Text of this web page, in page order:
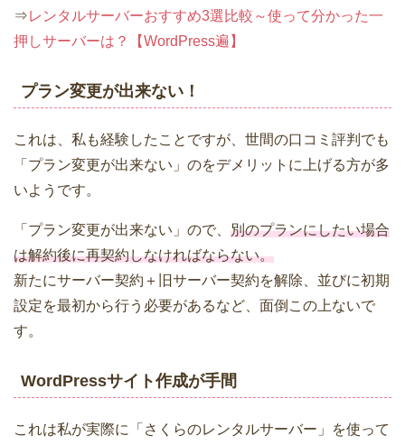
⇒レンタルサーバーおすすめ3選比較～使って分かった一
押しサーバーは？【WordPress遍】
プラン変更が出来ない！
これは、私も経験したことですが、世間の口コミ評判でも
「プラン変更が出来ない」のをデメリットに上げる方が多
いようです。
「プラン変更が出来ない」ので、 別のプランにしたい場合
は解約後に再契約しなければならない。
新たにサーバー契約＋旧サーバー契約を解除、並びに初期
設定を最初から行う必要があるなど、面倒この上ないで
す。
WordPressサイト作成が手間
これは私が実際に「さくらのレンタルサーバー」を使って